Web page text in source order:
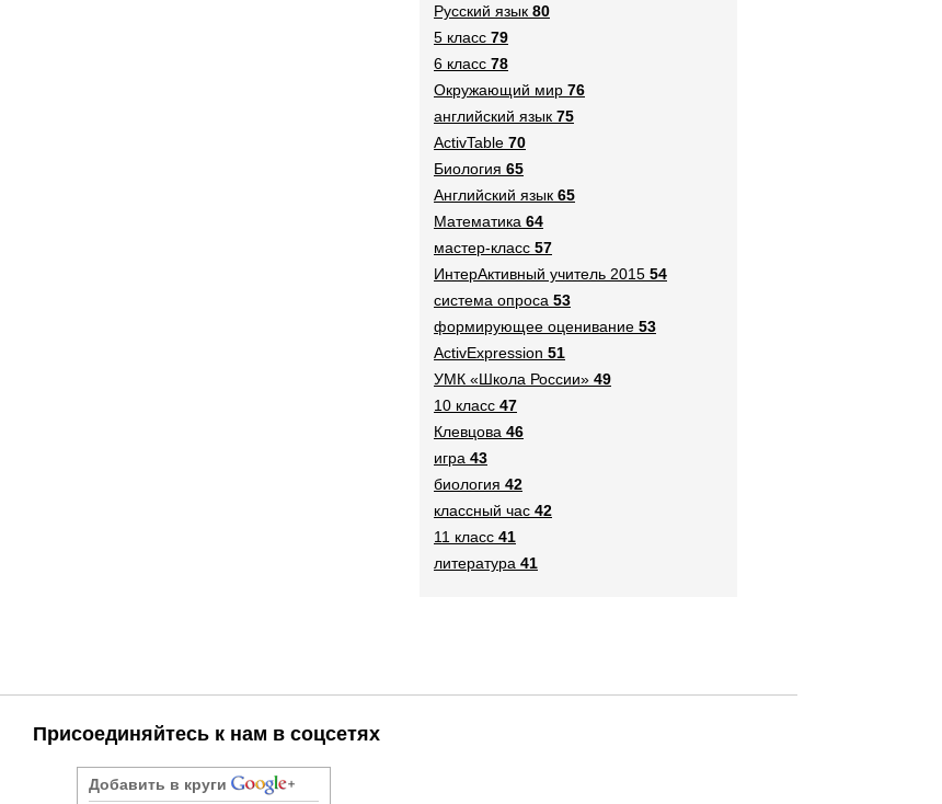
Русский язык 80
5 класс 79
6 класс 78
Окружающий мир 76
английский язык 75
ActivTable 70
Биология 65
Английский язык 65
Математика 64
мастер-класс 57
ИнтерАктивный учитель 2015 54
система опроса 53
формирующее оценивание 53
ActivExpression 51
УМК «Школа России» 49
10 класс 47
Клевцова 46
игра 43
биология 42
классный час 42
11 класс 41
литература 41
Присоединяйтесь к нам в соцсетях
Добавить в круги